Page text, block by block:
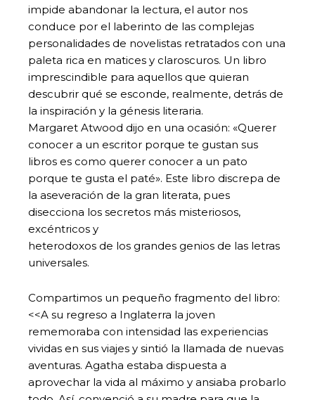
impide abandonar la lectura, el autor nos
conduce por el laberinto de las complejas
personalidades de novelistas retratados con una
paleta rica en matices y claroscuros. Un libro
imprescindible para aquellos que quieran
descubrir qué se esconde, realmente, detrás de
la inspiración y la génesis literaria.
Margaret Atwood dijo en una ocasión: «Querer
conocer a un escritor porque te gustan sus
libros es como querer conocer a un pato
porque te gusta el paté». Este libro discrepa de
la aseveración de la gran literata, pues
disecciona los secretos más misteriosos,
excéntricos y
heterodoxos de los grandes genios de las letras
universales.
Compartimos un pequeño fragmento del libro:
<<A su regreso a Inglaterra la joven
rememoraba con intensidad las experiencias
vividas en sus viajes y sintió la llamada de nuevas
aventuras. Agatha estaba dispuesta a
aprovechar la vida al máximo y ansiaba probarlo